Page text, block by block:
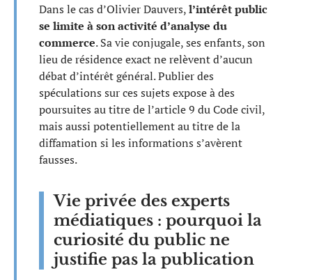
Dans le cas d’Olivier Dauvers,l’intérêt public
se limite à son activité d’analyse du
commerce. Sa vie conjugale, ses enfants, son
lieu de résidence exact ne relèvent d’aucun
débat d’intérêt général. Publier des
spéculations sur ces sujets expose à des
poursuites au titre de l’article 9 du Code civil,
mais aussi potentiellement au titre de la
diffamation si les informations s’avèrent
fausses.
Vie privée des experts
médiatiques : pourquoi la
curiosité du public ne
justifie pas la publication